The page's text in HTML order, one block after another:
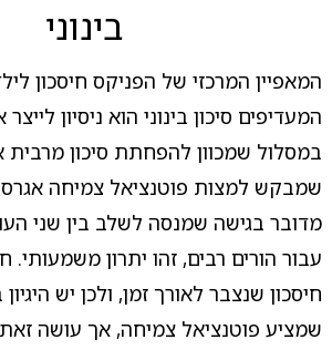
בינוני
המאפיין המרכזי של הפניקס חיסכון
המעדיפים סיכון בינוני הוא ניסיון
במסלול שמכוון להפחתת סיכון מרבית
שמבקש למצות פוטנציאל צמיחה
מדובר בגישה שמנסה לשלב בין שני
עבור הורים רבים, זהו יתרון משמעותי.
חיסכון שנצבר לאורך זמן, ולכן יש
שמציע פוטנציאל צמיחה, אך עושה